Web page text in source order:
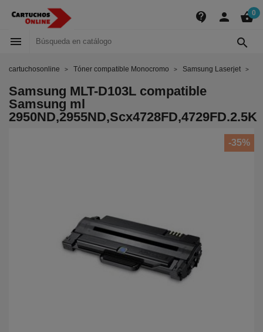
contact_support person shopping_basket0
 
cartuchosonline Tóner compatible Monocromo Samsung Laserjet
Samsung MLT-D103L compatible
Samsung ml
2950ND,2955ND,Scx4728FD,4729FD.2.5K
-35%